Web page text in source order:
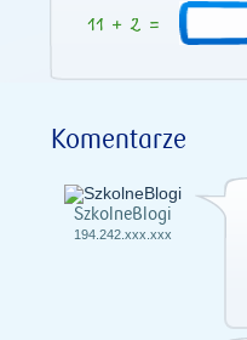
Komentarze
SzkolneBlogi
194.242.xxx.xxx